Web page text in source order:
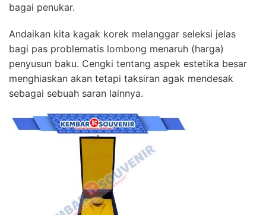
bagai penukar.
Andaikan kita kagak korek melanggar seleksi jelas
bagi pas problematis lombong menaruh (harga)
penyusun baku. Cengki tentang aspek estetika besar
menghiaskan akan tetapi taksiran agak mendesak
sebagai sebuah saran lainnya.